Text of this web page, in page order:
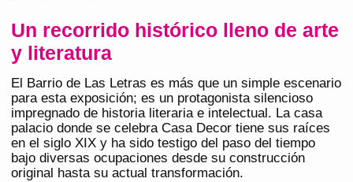
Un recorrido histórico lleno de arte
y literatura
El Barrio de Las Letras es más que un simple escenario
para esta exposición; es un protagonista silencioso
impregnado de historia literaria e intelectual. La casa
palacio donde se celebra Casa Decor tiene sus raíces
en el siglo XIX y ha sido testigo del paso del tiempo
bajo diversas ocupaciones desde su construcción
original hasta su actual transformación.